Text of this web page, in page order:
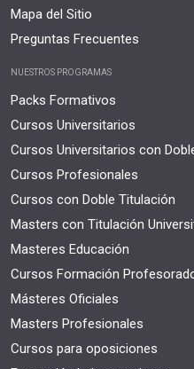
Mapa del Sitio
Preguntas Frecuentes
NUESTROS PROGRAMAS
Packs Formativos
Cursos Universitarios
Cursos Universitarios con
Cursos Profesionales
Cursos con Doble Titulación
Masters con Titulación
Masteres Educación
Cursos Formación
Másteres Oficiales
Masters Profesionales
Cursos para oposiciones